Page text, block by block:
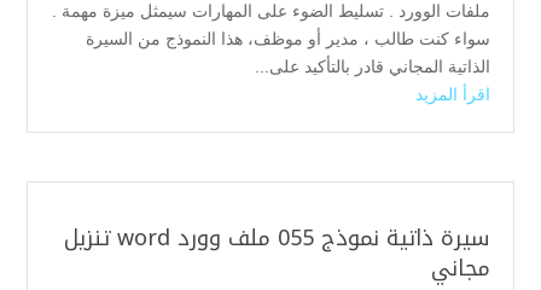
ملفات الوورد . تسليط الضوء على المهارات سيمثل ميزة مهمة .
سواء كنت طالب ، مدير أو موظف، هذا النموذج من السيرة
الذاتية المجاني قادر بالتأكيد على...
اقرأ المزيد
سيرة ذاتية نموذج 055 ملف وورد word تنزيل
مجاني